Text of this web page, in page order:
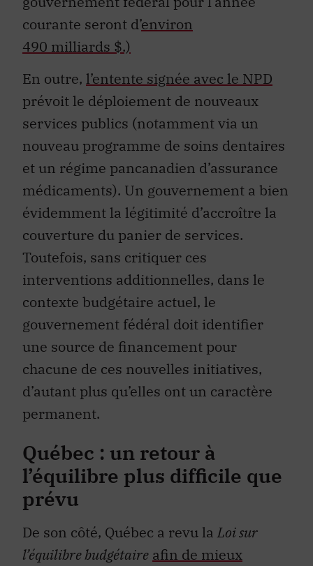
courante seront d’environ
490 milliards $.)
En outre, l’entente signée avec le NPD
prévoit le déploiement de nouveaux
services publics (notamment via un
nouveau programme de soins dentaires
et un régime pancanadien d’assurance
médicaments). Un gouvernement a bien
évidemment la légitimité d’accroître la
couverture du panier de services.
Toutefois, sans critiquer ces
interventions additionnelles, dans le
contexte budgétaire actuel, le
gouvernement fédéral doit identifier
une source de financement pour
chacune de ces nouvelles initiatives,
d’autant plus qu’elles ont un caractère
permanent.
Québec : un retour à
l’équilibre plus difficile que
prévu
De son côté, Québec a revu la Loi sur
l’équilibre budgétaire afin de mieux